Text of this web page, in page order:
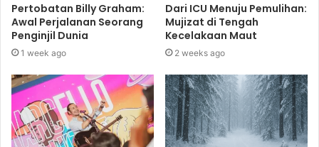
Pertobatan Billy Graham:
Awal Perjalanan Seorang
Penginjil Dunia
1 week ago
Dari ICU Menuju Pemulihan:
Mujizat di Tengah
Kecelakaan Maut
2 weeks ago